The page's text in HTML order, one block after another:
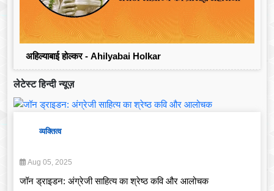
अहिल्याबाई होल्कर - Ahilyabai Holkar
लेटेस्ट हिन्दी न्यूज़
व्यक्तित्व
Aug 05, 2025
जॉन ड्राइडन: अंग्रेजी साहित्य का श्रेष्ठ कवि और आलोचक